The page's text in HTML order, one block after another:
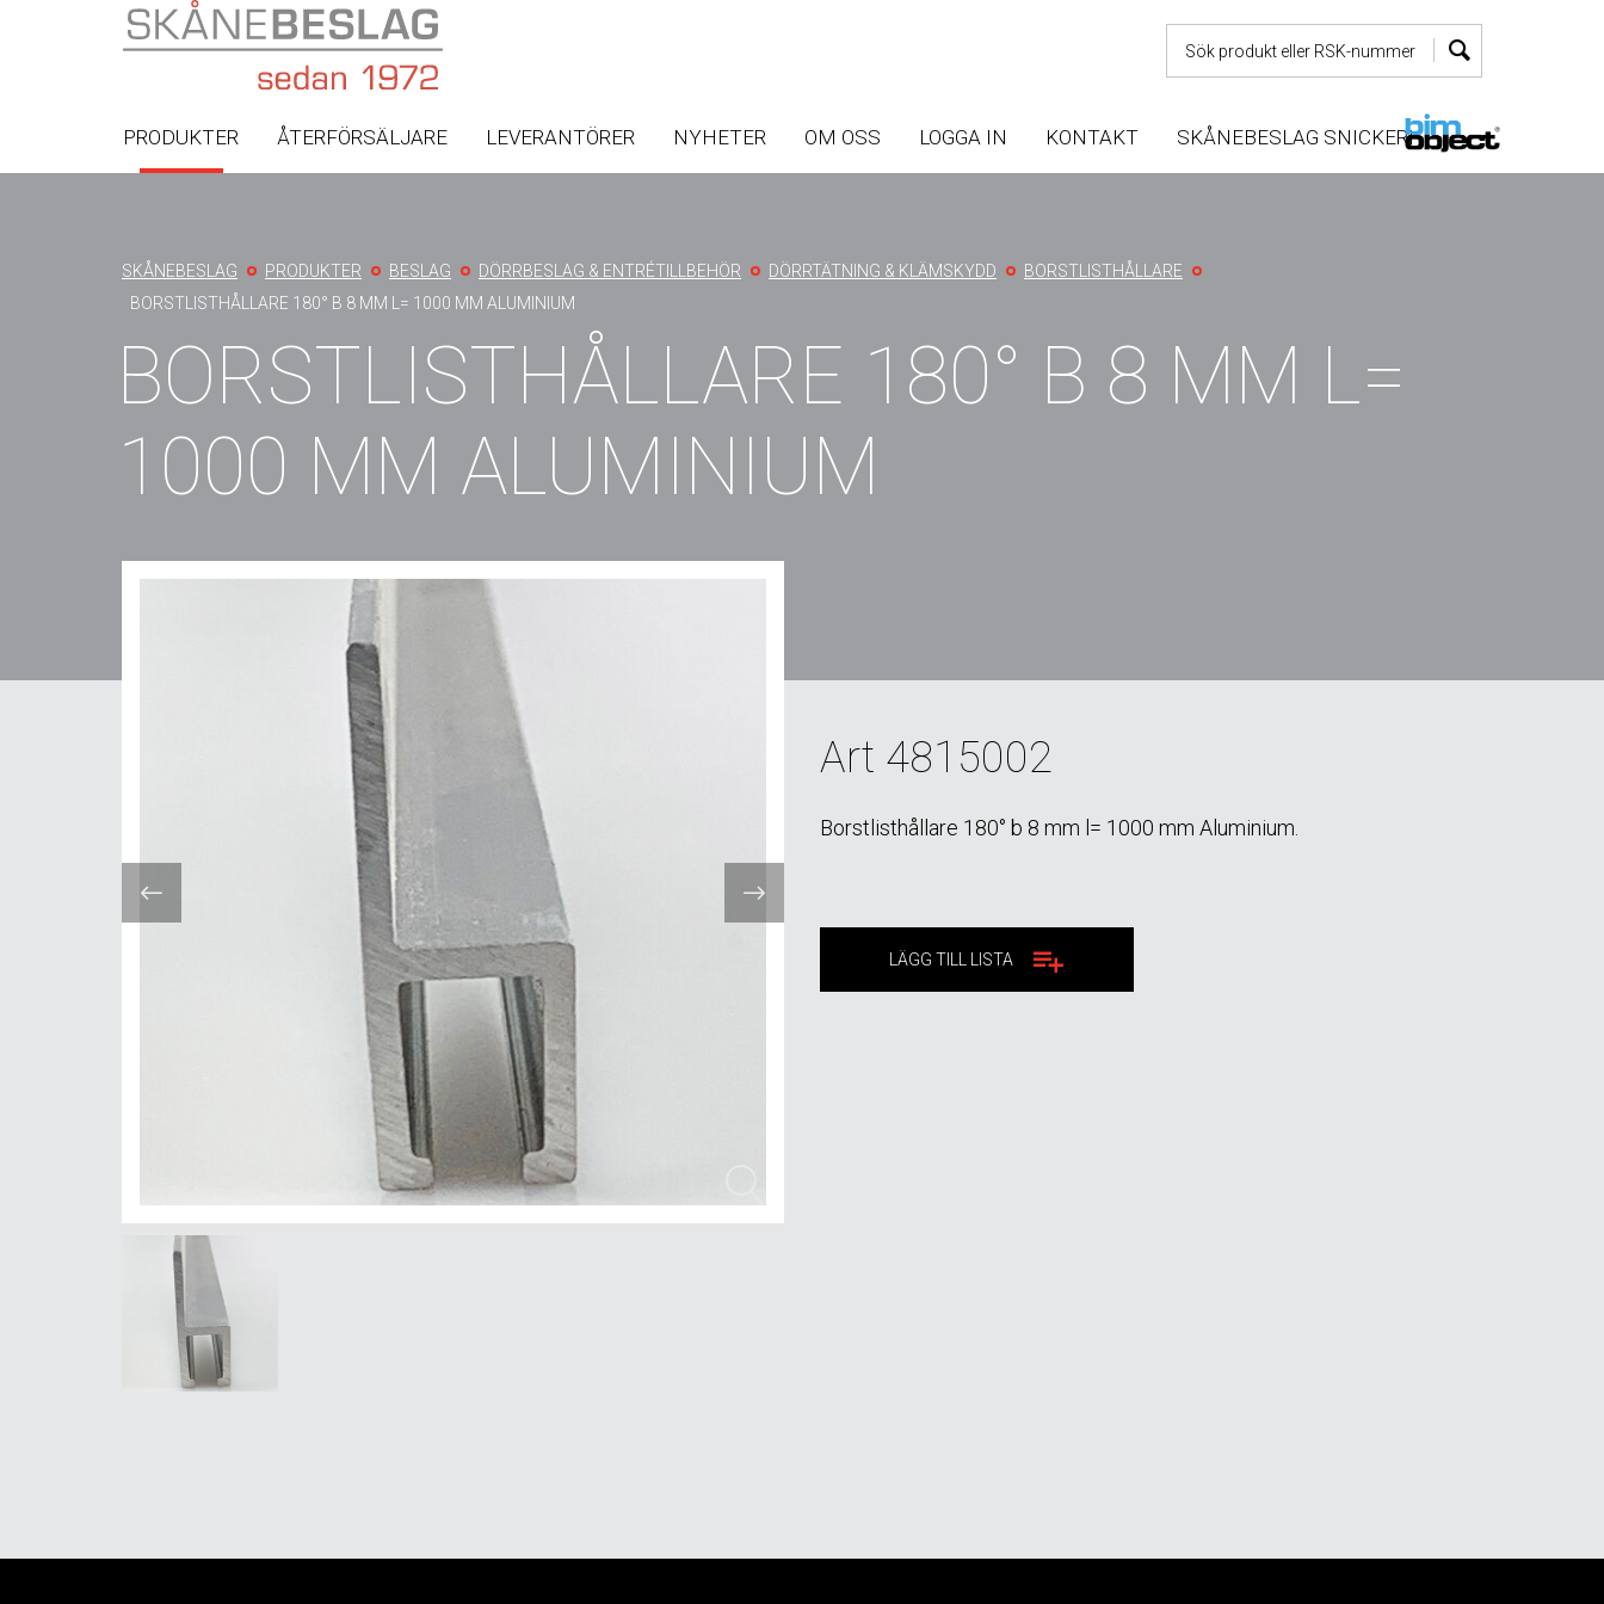
main
main
PRODUKTER ÅTERFÖRSÄLJARE LEVERANTÖRER NYHETER OM OSS LOGGA IN KONTAKT SKÅNEBESLAG SNICKERI
are
SKÅNEBESLAG PRODUKTER BESLAG DÖRRBESLAG & ENTRÉTILLBEHÖR DÖRRTÄTNING & KLÄMSKYDD
BORSTLISTHÅLLARE
BORSTLISTHÅLLARE 180° B 8 MM L= 1000 MM ALUMINIUM
BORSTLISTHÅLLARE 180° B 8 MM L=
1000 MM ALUMINIUM
Art 4815002
Borstlisthållare 180° b 8 mm l= 1000 mm Aluminium.
LÄGG TILL LISTA